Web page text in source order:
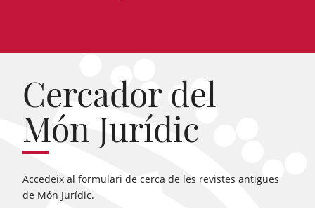
Cercador del
Món Jurídic
Accedeix al formulari de cerca de les revistes antigues
de Món Jurídic.